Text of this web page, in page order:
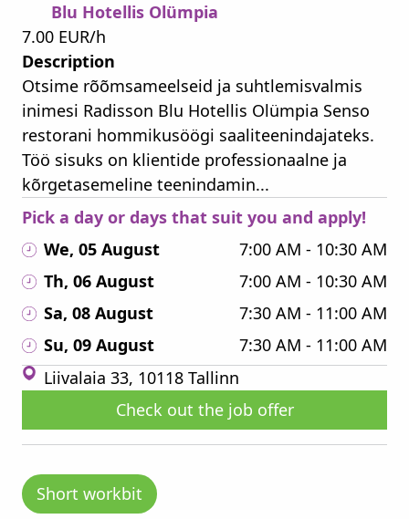
Blu Hotellis Olümpia
7.00 EUR/h
Description
Otsime rõõmsameelseid ja suhtlemisvalmis
inimesi Radisson Blu Hotellis Olümpia Senso
restorani hommikusöögi saaliteenindajateks.
Töö sisuks on klientide professionaalne ja
kõrgetasemeline teenindamin...
Pick a day or days that suit you and apply!
We, 05 August
7:00 AM - 10:30 AM
Th, 06 August
7:00 AM - 10:30 AM
Sa, 08 August
7:30 AM - 11:00 AM
Su, 09 August
7:30 AM - 11:00 AM
Liivalaia 33, 10118 Tallinn
Check out the job offer
Short workbit